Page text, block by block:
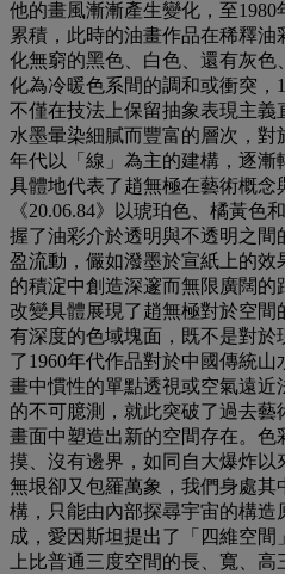
他的畫風漸漸產生變化，至
累積，此時的油畫作品在稀釋
化無窮的黑色、白色、還有灰
化為冷暖色系間的調和或衝突，
不僅在技法上保留抽象表現主義
水墨暈染細膩而豐富的層次，對
年代以「線」為主的建構，逐漸
具體地代表了趙無極在藝術概念
《20.06.84》以琥珀色、橘黃色
握了油彩介於透明與不透明之
盈流動，儼如潑墨於宣紙上的效
的積淀中創造深邃而無限廣闊的
改變具體展現了趙無極對於空
有深度的色域塊面，既不是對
了1960年代作品對於中國傳統
畫中慣性的單點透視或空氣遠
的不可臆測，就此突破了過去
畫面中塑造出新的空間存在。色
摸、沒有邊界，如同自大爆炸
無垠卻又包羅萬象，我們身處
構，只能由內部探尋宇宙的構
成，愛因斯坦提出了「四維空
上比普通三度空間的長、寬、